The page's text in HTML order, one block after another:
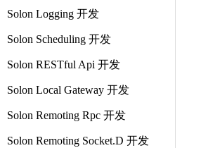
Solon Logging 开发
Solon Scheduling 开发
Solon RESTful Api 开发
Solon Local Gateway 开发
Solon Remoting Rpc 开发
Solon Remoting Socket.D 开发